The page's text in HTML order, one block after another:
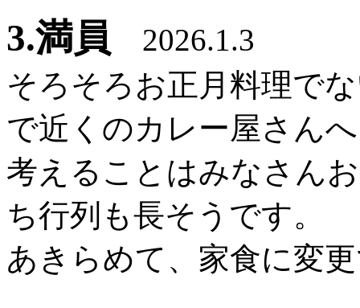
3.満員 2026.1.3
そろそろお正月料理で
で近くのカレー屋さん
考えることはみなさん
ち行列も長そうです。
あきらめて、家食に変